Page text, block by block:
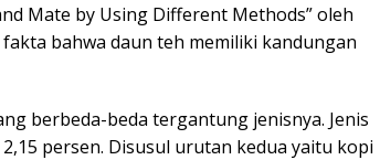
Mate by Using Different Methods” oleh
bahwa daun teh memiliki kandungan
berbeda-beda tergantung jenisnya. Jenis
persen. Disusul urutan kedua yaitu kopi